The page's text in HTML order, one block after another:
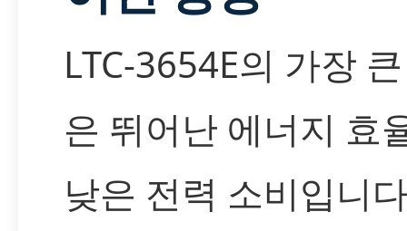
LTC-3654E의 가장
은 뛰어난 에너지 효
낮은 전력 소비입니